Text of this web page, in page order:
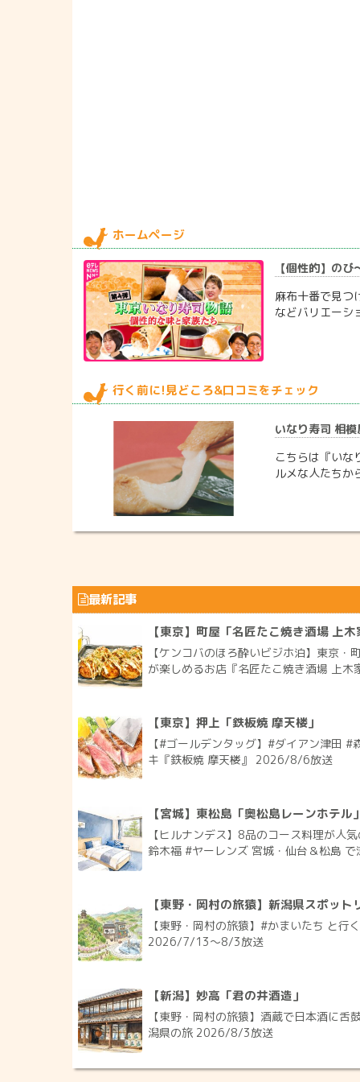
ホームページ
【個性的】の
麻布十番で見つ
などバリエー
行く前に!見どころ&口コミをチェック
いなり寿司 相
こちらは『い
ルメな人たち
最新記事
【東京】町屋「名匠たこ焼き酒場 上木
【ケンコバのほろ酔いビジホ泊】東京・
が楽しめるお店『名匠たこ焼き酒場 上
【東京】押上「鉄板焼 摩天楼」
【#ゴールデンタッグ】#ダイアン津田
キ『鉄板焼 摩天楼』 2026/8/6放送
【宮城】東松島「奥松島レーンホテル」
【ヒルナンデス】8品のコース料理が人
鈴木福 #ヤーレンズ 宮城・仙台＆松島
【東野・岡村の旅猿】新潟県スポット
【東野・岡村の旅猿】#かまいたち と行
2026/7/13〜8/3放送
【新潟】妙高「君の井酒造」
【東野・岡村の旅猿】酒蔵で日本酒に舌
潟県の旅 2026/8/3放送